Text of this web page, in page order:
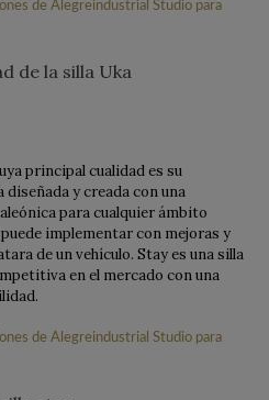
de la silla Uka
principal cualidad es su
y creada con una
para cualquier ámbito
implementar con mejoras y
de un vehículo. Stay es una silla
en el mercado con una